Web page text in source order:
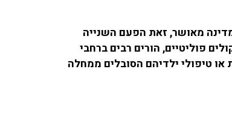
מאושר, זאת הפעם השנייה
פוליטיים, הורים רבים ברחבי
טיפולי ילדיהם הסובלים ממחלה